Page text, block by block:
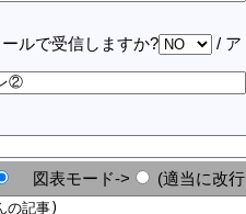
ルで受信しますか?
/ ア
図表モード-> (適当に改